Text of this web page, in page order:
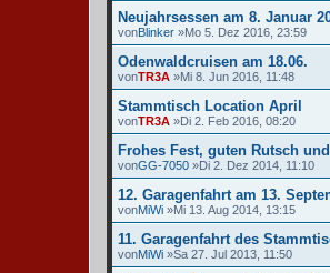
Neujahrsessen am 8. Januar
vonBlinker »Mo 5. Dez 2016, 23:59
Odenwaldcruisen am 18.06.
vonTR3A »Mi 8. Jun 2016, 11:48
Stammtisch Location April
vonTR3A »Di 2. Feb 2016, 08:20
Frohes Fest, guten Rutsch
vonGG-7050 »Di 2. Dez 2014, 11:10
12. Garagenfahrt am 13.
vonMiWi »Mi 13. Aug 2014, 13:15
11. Garagenfahrt des
vonMiWi »Sa 27. Jul 2013, 11:50